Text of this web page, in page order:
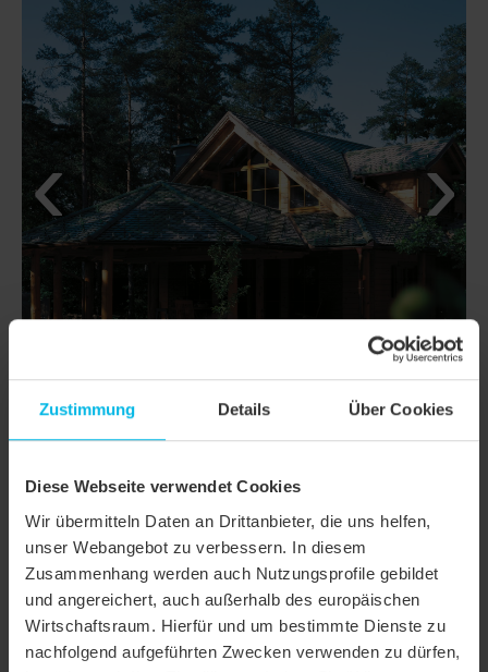
Zustimmung Details Über Cookies
Diese Webseite verwendet Cookies
Wir übermitteln Daten an Drittanbieter, die uns helfen,
unser Webangebot zu verbessern. In diesem
Zusammenhang werden auch Nutzungsprofile gebildet
und angereichert, auch außerhalb des europäischen
Wirtschaftsraum. Hierfür und um bestimmte Dienste zu
nachfolgend aufgeführten Zwecken verwenden zu dürfen,
DETAILS
MODELL KLASSIK RUNDSCHNITT
Produktfamilie Biberschwanzziegel KLASSIK
Produktgruppe Dachziegel